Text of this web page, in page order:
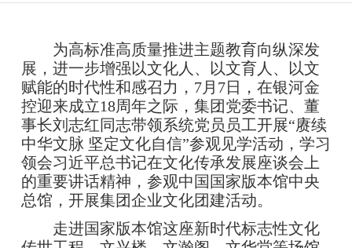
为高标准高质量推进主题教育向纵深发
展，进一步增强以文化人、以文育人、以文
赋能的时代性和感召力，7月7日，在银河金
控迎来成立18周年之际，集团党委书记、董
事长刘志红同志带领系统党员员工开展“赓续
中华文脉 坚定文化自信”参观见学活动，学习
领会习近平总书记在文化传承发展座谈会上
的重要讲话精神，参观中国国家版本馆中央
总馆，开展集团企业文化团建活动。
走进国家版本馆这座新时代标志性文化